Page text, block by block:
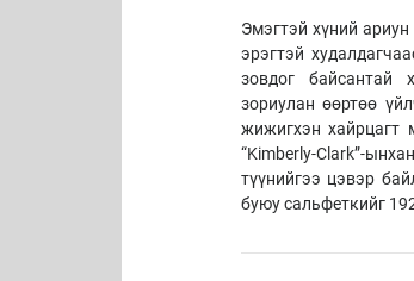
Эмэгтэй хүний
эрэгтэй
зовдог байсантай
зориулан өөртөө
жижигхэн хайрцагт
“Kimberly-Clark”-
түүнийгээ цэвэр
буюу сальфеткийг